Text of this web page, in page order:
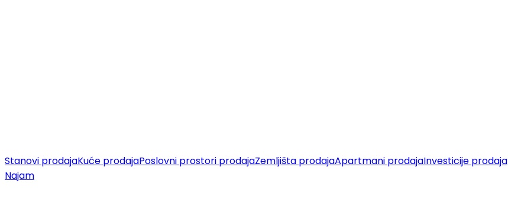
Stanovi prodajaKuće prodajaPoslovni prostori prodajaZemljišta prodajaApartmani prodajaInvesticije prodaja
Najam